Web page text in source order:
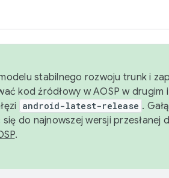
stabilnego rozwoju trunk i
kod źródłowy w AOSP w drugim
android-latest-release .
do najnowszej wersji przesłanej
.